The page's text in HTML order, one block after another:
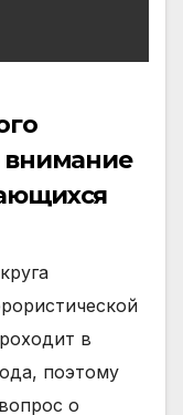
внимание
в
поэтому
о